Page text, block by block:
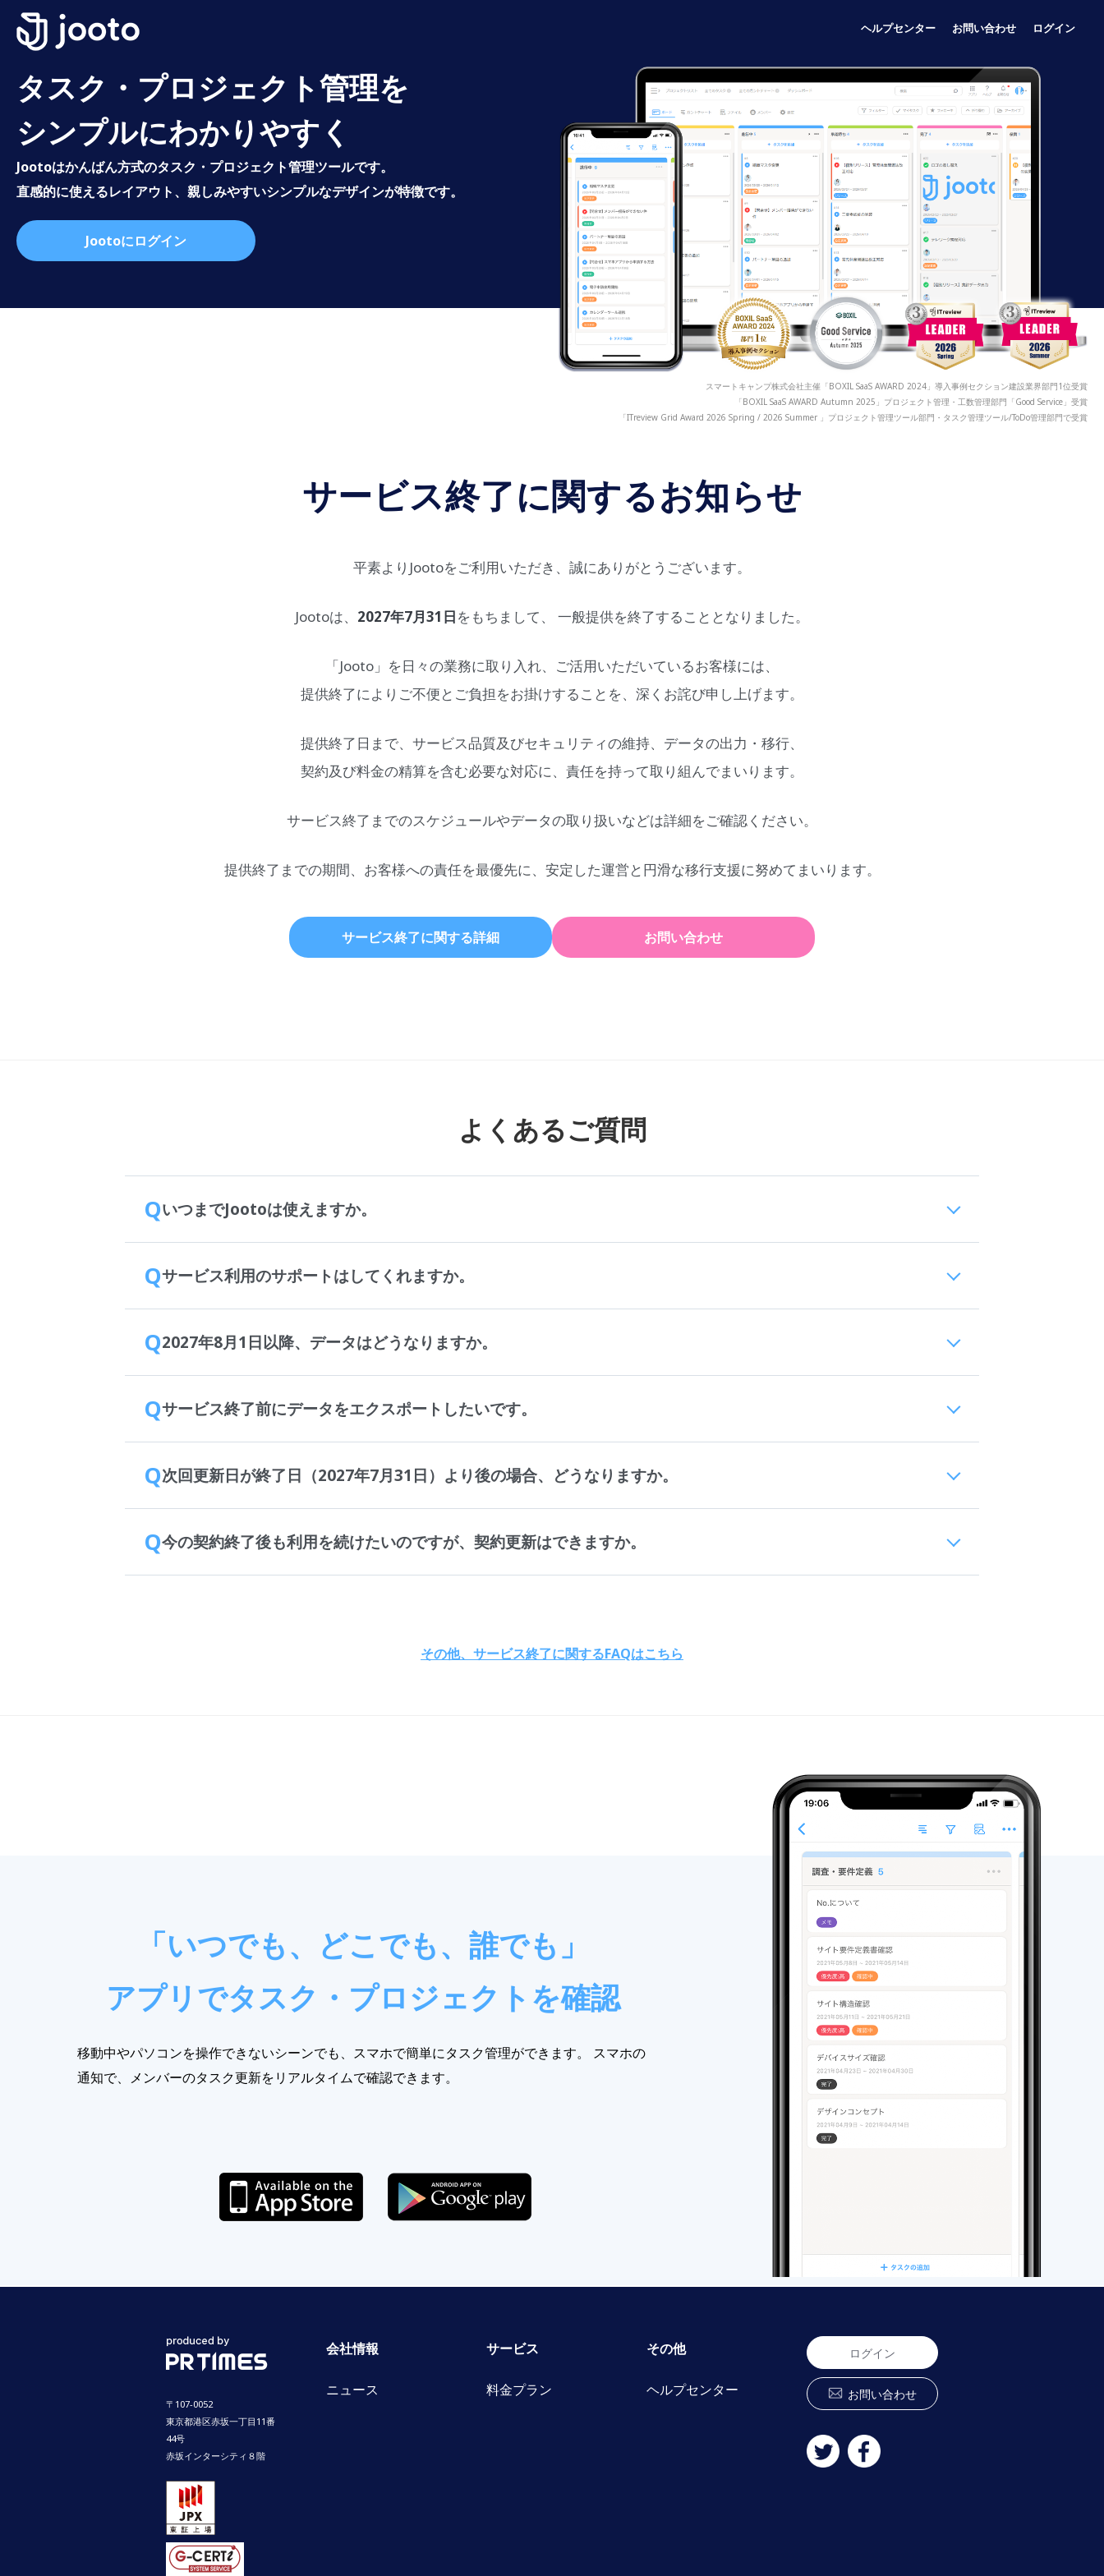
ヘルプセンター お問い合わせ ログイン
タスク・プロジェクト管理を
シンプルにわかりやすく
Jootoはかんばん方式のタスク・プロジェクト管理ツールです。
直感的に使えるレイアウト、親しみやすいシンプルなデザインが特徴です。
Jootoにログイン
スマートキャンプ株式会社主催「BOXIL SaaS AWARD 2024」導入事例セクション建設業界部門1位受賞
「BOXIL SaaS AWARD Autumn 2025」プロジェクト管理・工数管理部門「Good Service」受賞
「ITreview Grid Award 2026 Spring / 2026 Summer 」プロジェクト管理ツール部門・タスク管理ツール/ToDo管理部門で受賞
サービス終了に関するお知らせ
平素よりJootoをご利用いただき、誠にありがとうございます。
Jootoは、 2027年7月31日をもちまして、 一般提供を終了することとなりました。
「Jooto」を日々の業務に取り入れ、ご活用いただいているお客様には、
提供終了によりご不便とご負担をお掛けすることを、深くお詫び申し上げます。
提供終了日まで、サービス品質及びセキュリティの維持、データの出力・移行、
契約及び料金の精算を含む必要な対応に、責任を持って取り組んでまいります。
サービス終了までのスケジュールやデータの取り扱いなどは詳細をご確認ください。
提供終了までの期間、お客様への責任を最優先に、安定した運営と円滑な移行支援に努めてまいります。
サービス終了に関する詳細 お問い合わせ
よくあるご質問
QいつまでJootoは使えますか。
Qサービス利用のサポートはしてくれますか。
Q2027年8月1日以降、データはどうなりますか。
Qサービス終了前にデータをエクスポートしたいです。
Q次回更新日が終了日（2027年7月31日）より後の場合、どうなりますか。
Q今の契約終了後も利用を続けたいのですが、契約更新はできますか。
その他、サービス終了に関するFAQはこちら
「いつでも、どこでも、誰でも」
アプリでタスク・プロジェクトを確認
移動中やパソコンを操作できないシーンでも、スマホで簡単にタスク管理ができます。 スマホの
通知で、メンバーのタスク更新をリアルタイムで確認できます。
〒107-0052
東京都港区赤坂一丁目11番
44号
赤坂インターシティ８階
会社情報
ニュース
サービス
料金プラン
その他
ヘルプセンター
ログイン
お問い合わせ